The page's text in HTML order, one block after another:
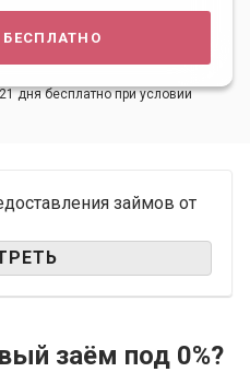
дня бесплатно при условии
займов от
заём под 0%?